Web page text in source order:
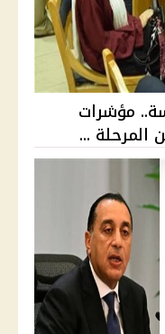
للهندسة.. مؤشرات